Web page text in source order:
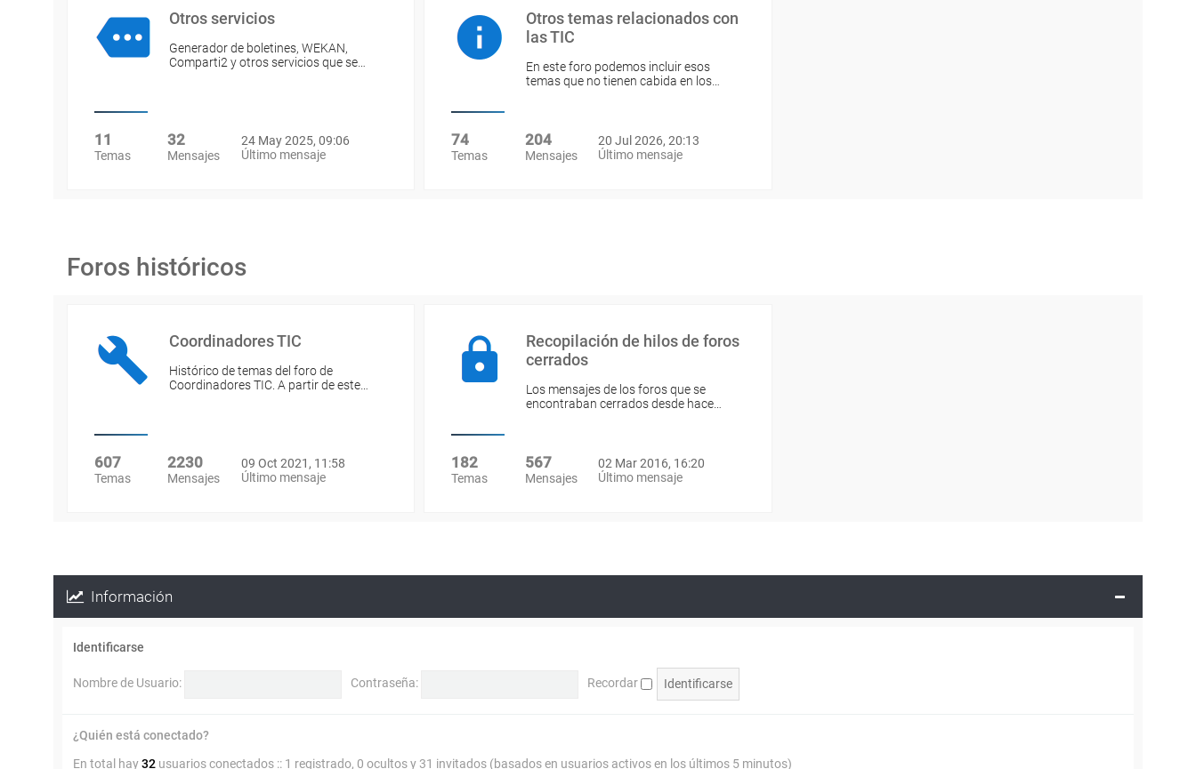
Otros servicios
Generador de boletines, WEKAN,
Comparti2 y otros servicios que se…
11
Temas
32
Mensajes
24 May 2025, 09:06
Último mensaje
Otros temas relacionados con
las TIC
En este foro podemos incluir esos
temas que no tienen cabida en los…
74
Temas
204
Mensajes
20 Jul 2026, 20:13
Último mensaje
Foros históricos
Coordinadores TIC
Histórico de temas del foro de
Coordinadores TIC. A partir de este…
607
Temas
2230
Mensajes
09 Oct 2021, 11:58
Último mensaje
Recopilación de hilos de foros
cerrados
Los mensajes de los foros que se
encontraban cerrados desde hace…
182
Temas
567
Mensajes
02 Mar 2016, 16:20
Último mensaje
Información
Identificarse
Nombre de Usuario: Contraseña: Recordar
¿Quién está conectado?
En total hay32 usuarios conectados :: 1 registrado, 0 ocultos y 31 invitados (basados en usuarios activos en los últimos 5 minutos)